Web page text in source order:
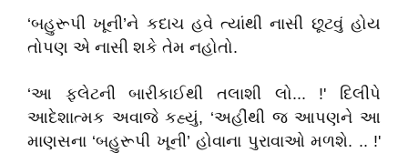
‘બહુરૂપી ખૂની’ને કદાચ હવે ત્યાંથી નાસી છૂટવું હોય
તોપણ એ નાસી શકે તેમ નહોતો.
‘આ ફ્લેટની બારીકાઈથી તલાશી લો... !' દિલીપે
આદેશાત્મક અવાજે કહ્યું, ‘અહીંથી જ આપણને આ
માણસના ‘બહુરૂપી ખૂની’ હોવાના પુરાવાઓ મળશે. .. !'